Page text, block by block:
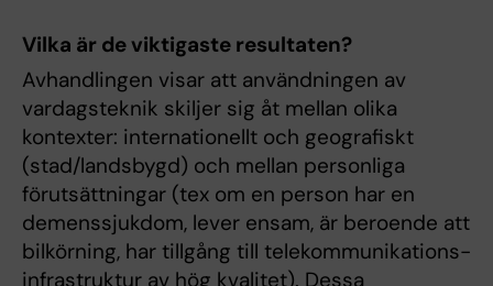
Vilka är de viktigaste resultaten?
Avhandlingen visar att användningen av
vardagsteknik skiljer sig åt mellan olika
kontexter: internationellt och geografiskt
(stad/landsbygd) och mellan personliga
förutsättningar (tex om en person har en
demenssjukdom, lever ensam, är beroende att
bilkörning, har tillgång till telekommunikations-
infrastruktur av hög kvalitet). Dessa